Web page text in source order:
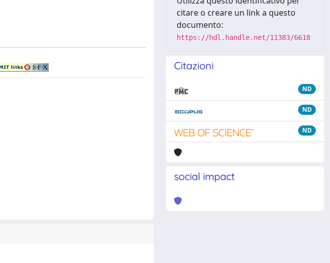
citare o creare un link a questo
documento:
https://hdl.handle.net/11383/6618
Citazioni
ND
ND
ND
social impact